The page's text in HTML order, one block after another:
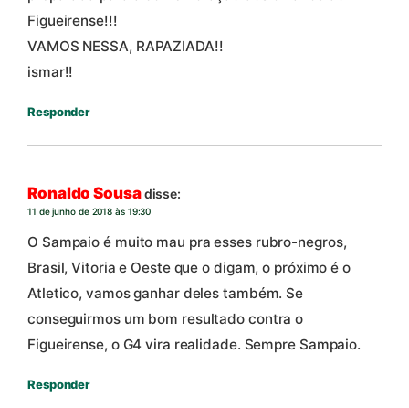
Figueirense!!!
VAMOS NESSA, RAPAZIADA!!
ismar!!
Responder
Ronaldo Sousadisse:
11 de junho de 2018 às 19:30
O Sampaio é muito mau pra esses rubro-negros,
Brasil, Vitoria e Oeste que o digam, o próximo é o
Atletico, vamos ganhar deles também. Se
conseguirmos um bom resultado contra o
Figueirense, o G4 vira realidade. Sempre Sampaio.
Responder